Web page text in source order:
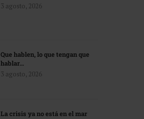
3 agosto, 2026
Que hablen, lo que tengan que
hablar…
3 agosto, 2026
La crisis ya no está en el mar